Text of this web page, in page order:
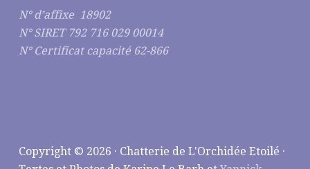
N° d’affixe 18902
N° SIRET 792 716 029 00014
N° Certificat capacité 62-866
Copyright © 2026 · Chatterie de L'Orchidée Etoilé ·